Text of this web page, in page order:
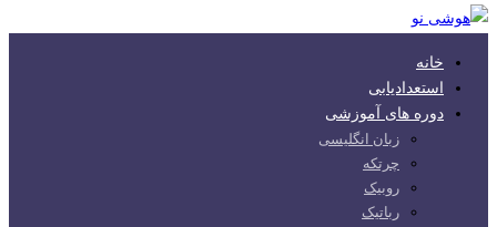
خانه
استعدادیابی
دوره های آموزشی
زبان انگلیسی
چرتکه
روبیک
رباتیک